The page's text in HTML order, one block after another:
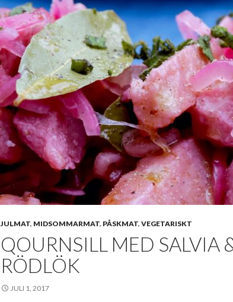
JULMAT, MIDSOMMARMAT, PÅSKMAT, VEGETARISKT
QOURNSILL MED SALVIA
RÖDLÖK
JULI 1, 2017